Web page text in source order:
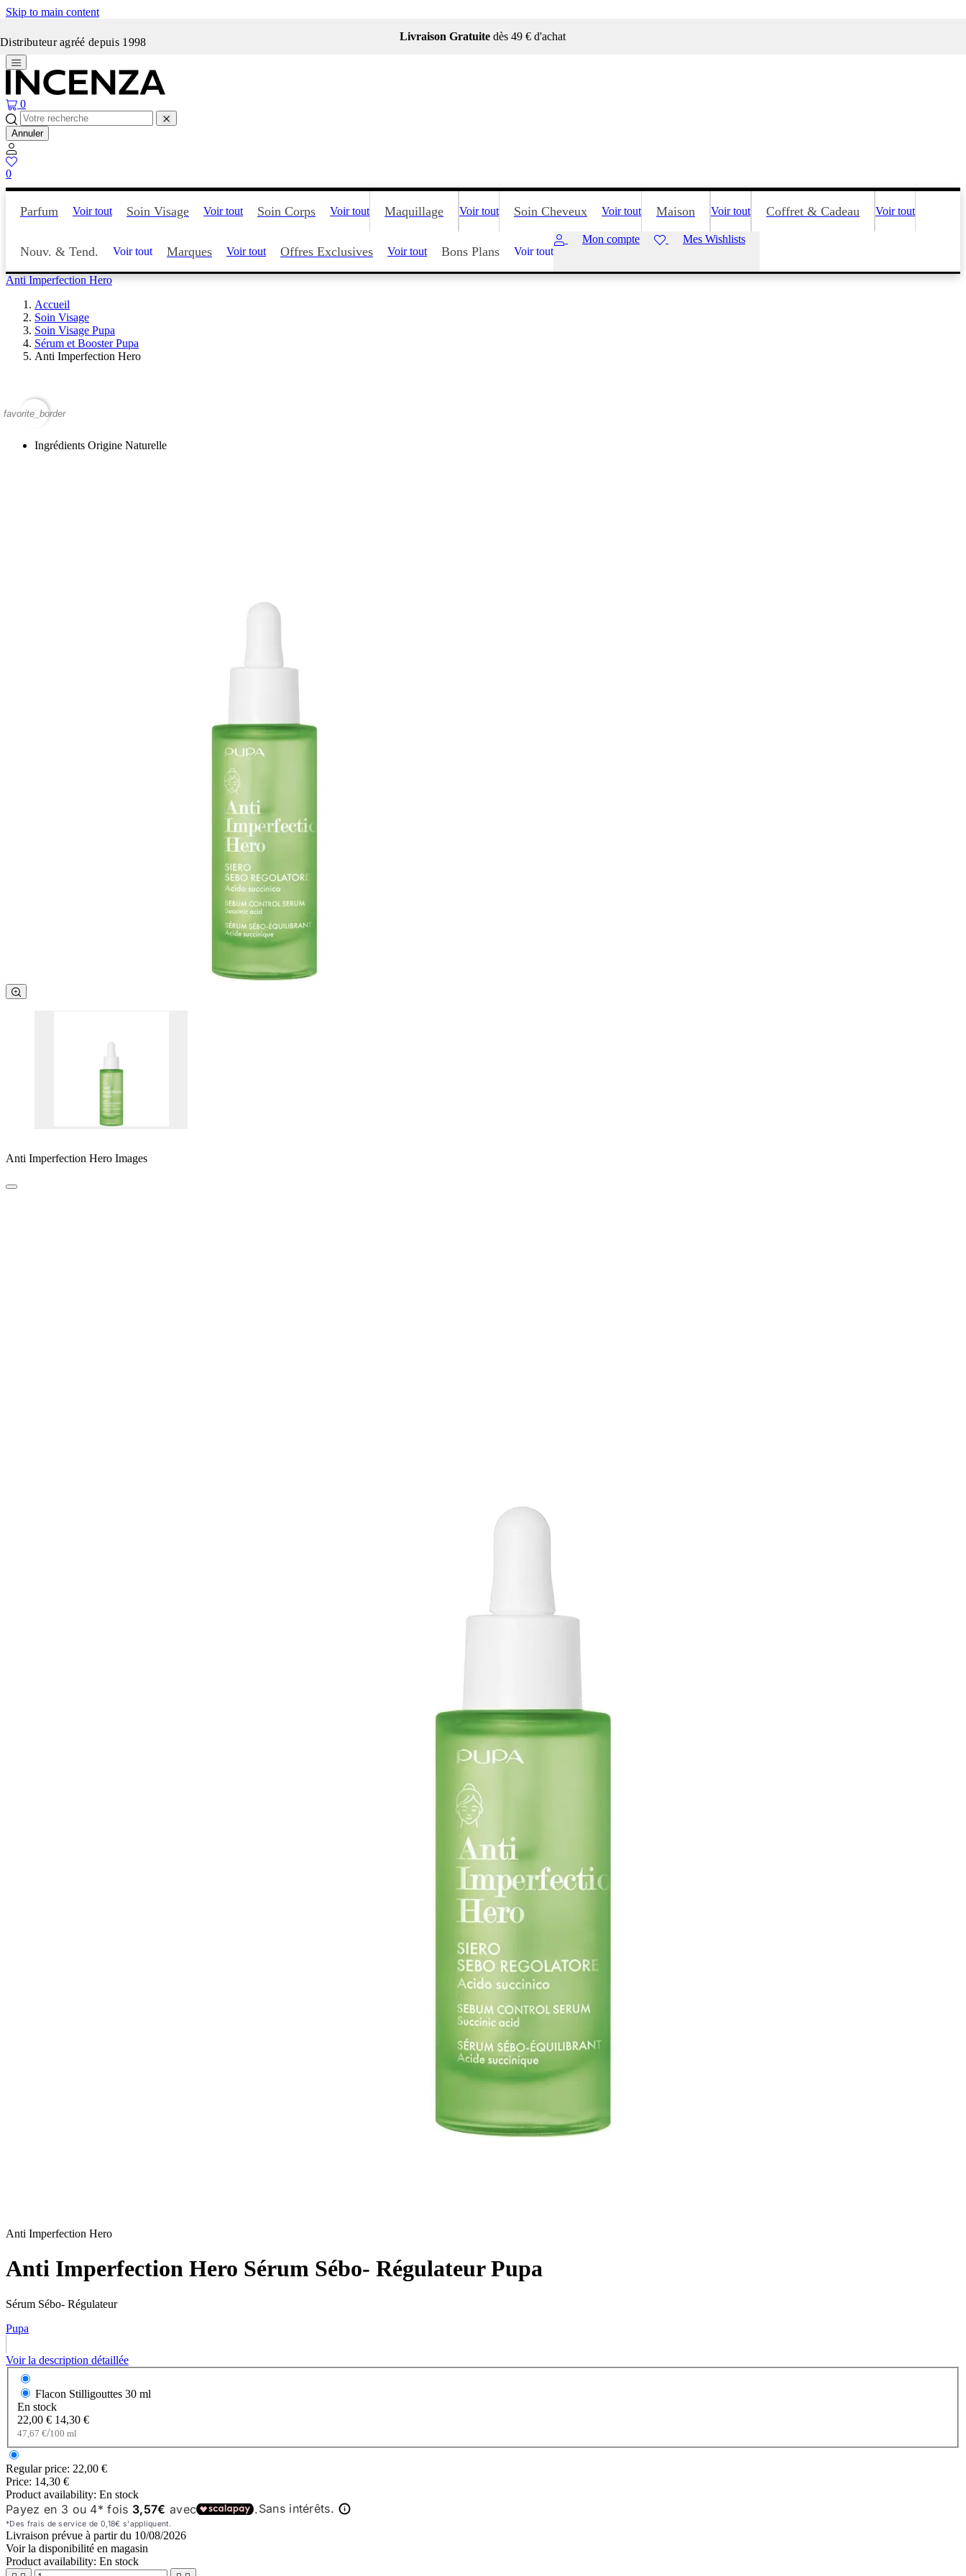
Skip to main content
Distributeur agréé depuis 1998Incenza fait peau neuve Livraison Gratuitedès 49 € d'achat
0
Annuler
0
Parfum Voir tout Soin Visage Voir tout Soin Corps Voir tout Maquillage Voir tout Soin Cheveux Voir tout Maison Voir tout Coffret & Cadeau Voir tout
Nouv. & Tend. Voir tout Marques Voir tout Offres Exclusives Voir tout Bons Plans Voir tout
Mon compte Mes Wishlists
Anti Imperfection Hero
Accueil
Soin Visage
Soin Visage Pupa
Sérum et Booster Pupa
Anti Imperfection Hero
favorite_border
Ingrédients Origine Naturelle
Anti Imperfection Hero Images
Anti Imperfection Hero
Anti Imperfection Hero Sérum Sébo- Régulateur Pupa
Sérum Sébo- Régulateur
Pupa
Voir la description détaillée
Flacon Stilligouttes 30 ml
En stock
22,00 € 14,30 €
47,67 €/100 ml
Regular price: 22,00 €
Price: 14,30 €
Product availability: En stock
Livraison prévue à partir du 10/08/2026
Voir la disponibilité en magasin
Product availability: En stock